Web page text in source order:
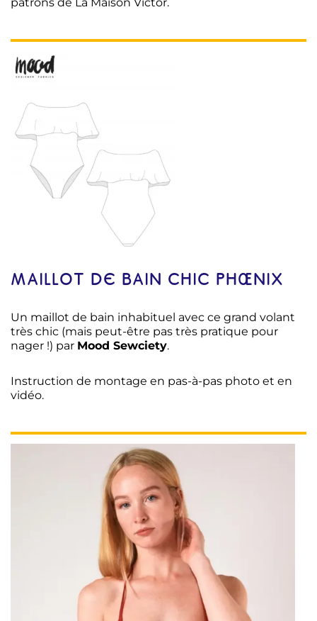
MAILLOT DE BAIN CHIC PHŒNIX
Un maillot de bain inhabituel avec ce grand volant
très chic (mais peut-être pas très pratique pour
nager !) par Mood Sewciety.
Instruction de montage en pas-à-pas photo et en
vidéo.